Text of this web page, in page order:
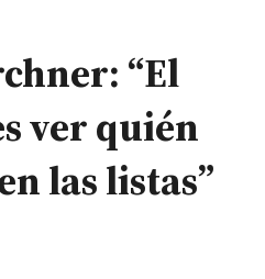
“El
ver quién
las listas”